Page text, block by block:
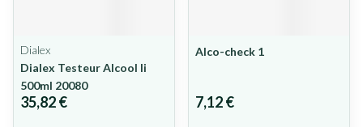
Dialex
Dialex Testeur Alcool Ii
500ml 20080
35,82 €
Alco-check 1
7,12 €